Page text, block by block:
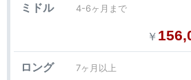
ミドル 4-6ヶ月まで
￥
ロング 7ヶ月以上